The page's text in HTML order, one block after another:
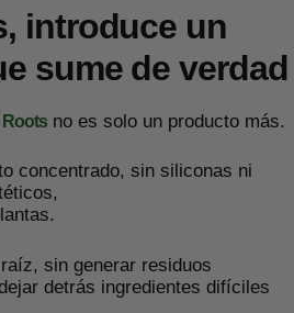
introduce un
sume de verdad
Roots no es solo un producto más.
concentrado, sin siliconas ni
sin generar residuos
detrás ingredientes difíciles